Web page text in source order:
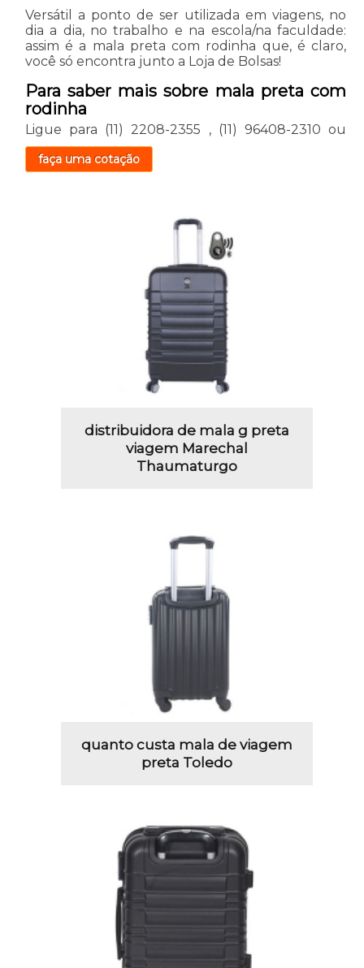
Versátil a ponto de ser utilizada em viagens, no
dia a dia, no trabalho e na escola/na faculdade:
assim é a mala preta com rodinha que, é claro,
você só encontra junto a Loja de Bolsas!
Para saber mais sobre mala preta com
rodinha
Ligue para (11) 2208-2355 , (11) 96408-2310 ou
faça uma cotação
distribuidora de mala g preta
viagem Marechal
Thaumaturgo
quanto custa mala de viagem
preta Toledo